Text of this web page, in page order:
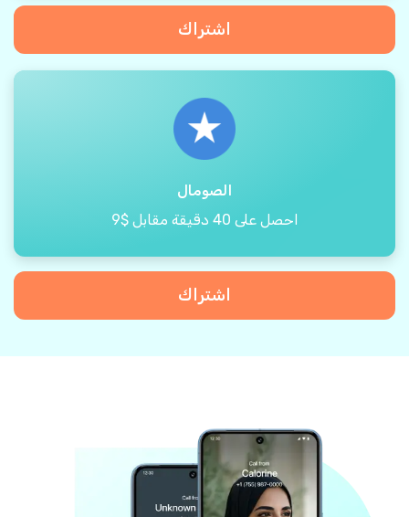
اشتراك
الصومال
احصل على 40 دقيقة مقابل $9
اشتراك